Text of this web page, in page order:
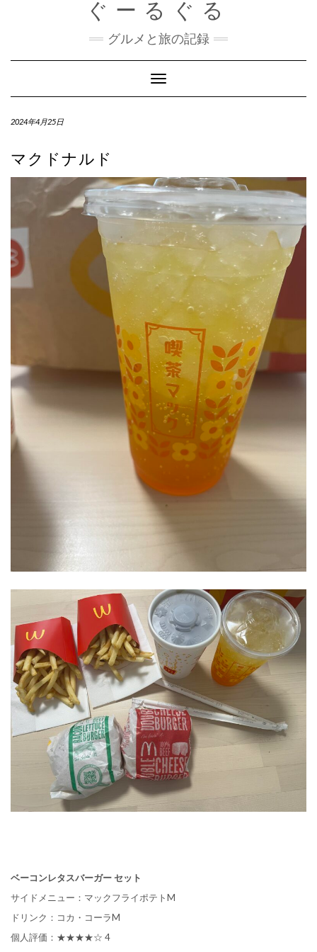
ぐーるぐる
グルメと旅の記録
Toggle
Navigation
2024年4月25日
マクドナルド
ベーコンレタスバーガー セット
サイドメニュー：マックフライポテトM
ドリンク：コカ・コーラM
個人評価：★★★★☆ 4